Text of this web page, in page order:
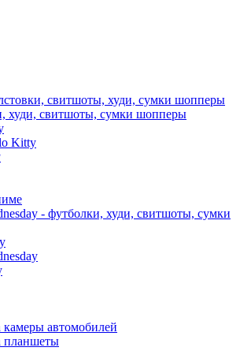
свитшоты, худи, сумки шопперы
худи, свитшоты, сумки шопперы
Kitty
- футболки, худи, свитшоты, сумки
автомобилей
планшеты